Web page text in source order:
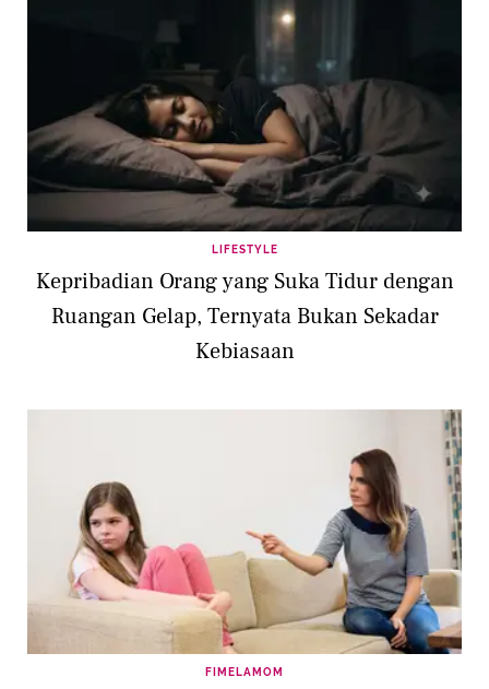
LIFESTYLE
Kepribadian Orang yang Suka Tidur dengan
Ruangan Gelap, Ternyata Bukan Sekadar
Kebiasaan
FIMELAMOM